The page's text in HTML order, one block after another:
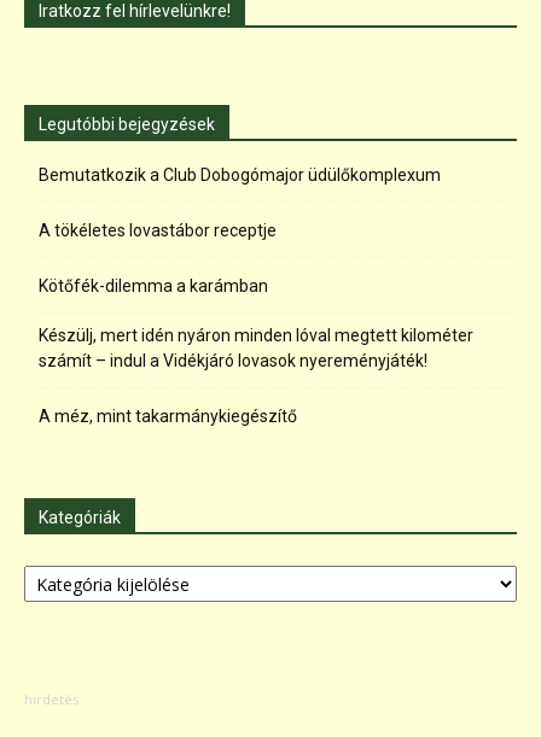
Iratkozz fel hírlevelünkre!
Legutóbbi bejegyzések
Bemutatkozik a Club Dobogómajor üdülőkomplexum
A tökéletes lovastábor receptje
Kötőfék-dilemma a karámban
Készülj, mert idén nyáron minden lóval megtett kilométer
számít – indul a Vidékjáró lovasok nyereményjáték!
A méz, mint takarmánykiegészítő
Kategóriák
Kategóriák